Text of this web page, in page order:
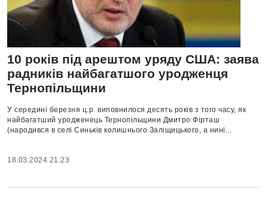
10 років під арештом уряду США: заява
радників найбагатшого уродженця
Тернопільщини
У середині березня ц.р. виповнилося десять років з того часу, як
найбагатший уродженець Тернопільщини Дмитро Фірташ
(народився в селі Синьків колишнього Заліщицького, а нині...
18.03.2024 21:23